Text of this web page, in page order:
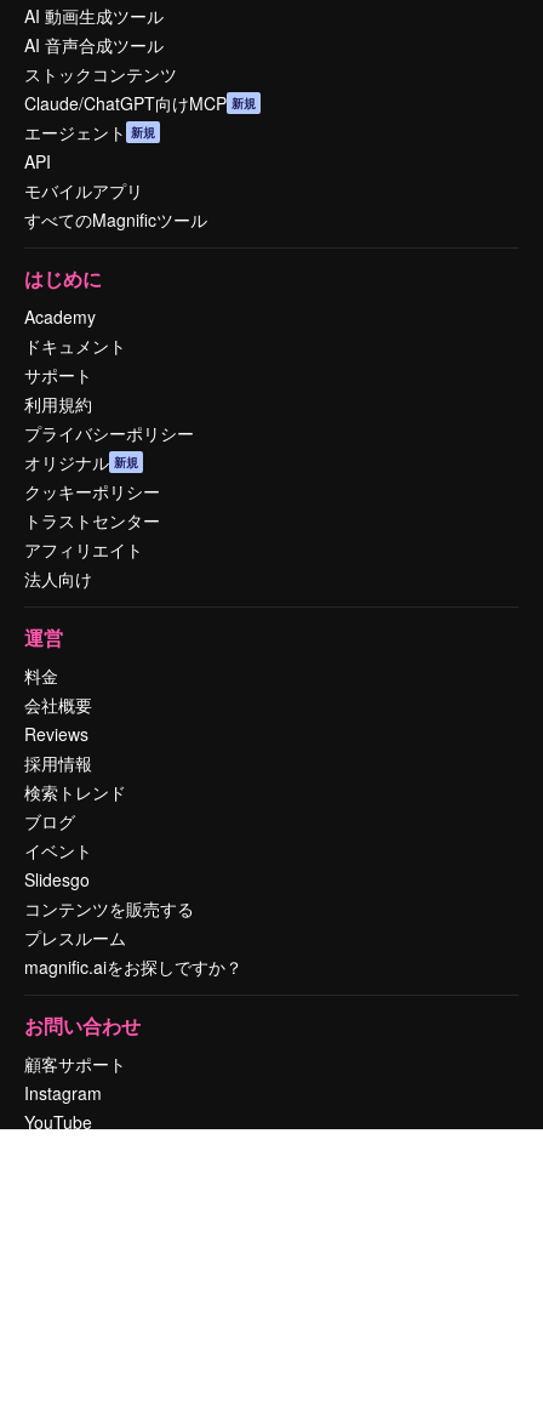
AI 動画生成ツール
AI 音声合成ツール
ストックコンテンツ
Claude/ChatGPT向けMCP 新規
エージェント 新規
API
モバイルアプリ
すべてのMagnificツール
はじめに
Academy
ドキュメント
サポート
利用規約
プライバシーポリシー
オリジナル 新規
クッキーポリシー
トラストセンター
アフィリエイト
法人向け
運営
料金
会社概要
Reviews
採用情報
検索トレンド
ブログ
イベント
Slidesgo
コンテンツを販売する
プレスルーム
magnific.aiをお探しですか？
お問い合わせ
顧客サポート
Instagram
YouTube